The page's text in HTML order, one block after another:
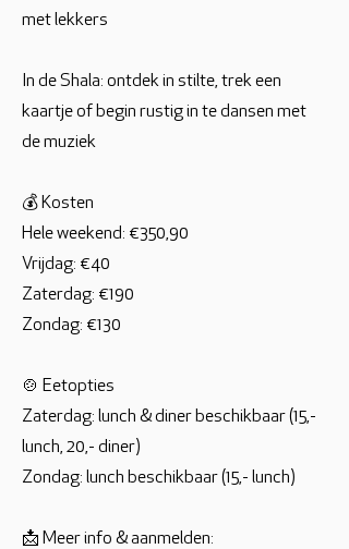
met lekkers
In de Shala: ontdek in stilte, trek een
kaartje of begin rustig in te dansen met
de muziek
💰 Kosten
Hele weekend: €350,90
Vrijdag: €40
Zaterdag: €190
Zondag: €130
🍲 Eetopties
Zaterdag: lunch & diner beschikbaar (15,-
lunch, 20,- diner)
Zondag: lunch beschikbaar (15,- lunch)
📩 Meer info & aanmelden: